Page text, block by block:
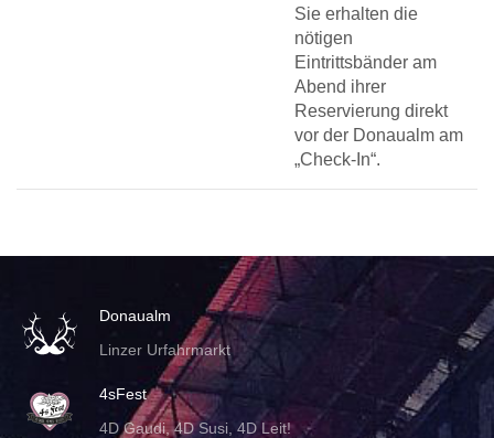
Sie erhalten die
nötigen
Eintrittsbänder am
Abend ihrer
Reservierung direkt
vor der Donaualm am
„Check-In“.
Donaualm
Linzer Urfahrmarkt
4sFest
4D Gaudi, 4D Susi, 4D Leit!